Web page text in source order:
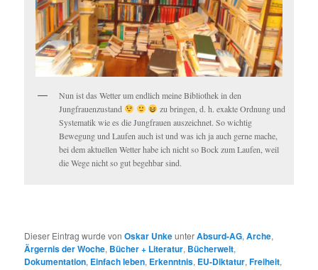
Nun ist das Wetter um endlich meine Bibliothek in den
Jungfrauenzustand
zu bringen, d. h. exakte Ordnung und
Systematik wie es die Jungfrauen auszeichnet. So wichtig
Bewegung und Laufen auch ist und was ich ja auch gerne mache,
bei dem aktuellen Wetter habe ich nicht so Bock zum Laufen, weil
die Wege nicht so gut begehbar sind.
Dieser Eintrag wurde vonOskar UnkeunterAbsurd-AG,Arche,
Ärgernis der Woche, Bücher + Literatur, Bücherwelt,
Dokumentation, Einfach leben, Erkenntnis, EU-Diktatur,Freiheit,